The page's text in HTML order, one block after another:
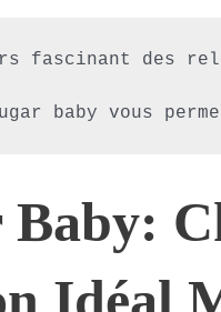
fascinant des
Baby:
Idéal